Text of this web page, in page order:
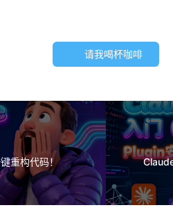
请我喝杯咖啡
重构代码！